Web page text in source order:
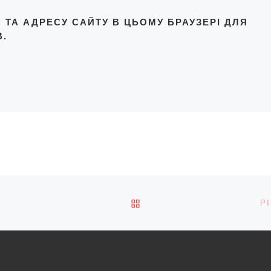
ТА АДРЕСУ САЙТУ В ЦЬОМУ БРАУЗЕРІ ДЛЯ
ПОВЕРНУТИСЯ ДО